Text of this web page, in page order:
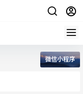
微信小程序